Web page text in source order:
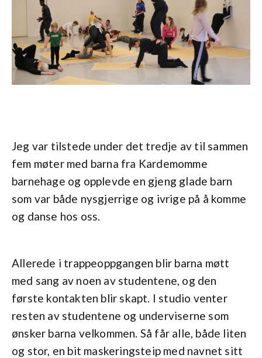
Jeg var tilstede under det tredje av til sammen
fem møter med barna fra Kardemomme
barnehage og opplevde en gjeng glade barn
som var både nysgjerrige og ivrige på å komme
og danse hos oss.
Allerede i trappeoppgangen blir barna møtt
med sang av noen av studentene, og den
første kontakten blir skapt. I studio venter
resten av studentene og underviserne som
ønsker barna velkommen. Så får alle, både liten
og stor, en bit maskeringsteip med navnet sitt